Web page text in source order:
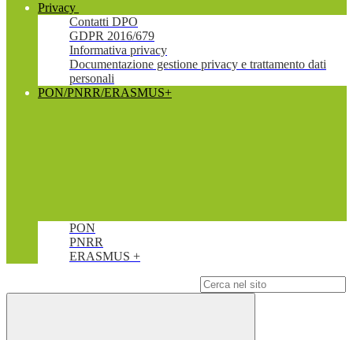
Privacy
Contatti DPO
GDPR 2016/679
Informativa privacy
Documentazione gestione privacy e trattamento dati
personali
PON/PNRR/ERASMUS+
PON
PNRR
ERASMUS +